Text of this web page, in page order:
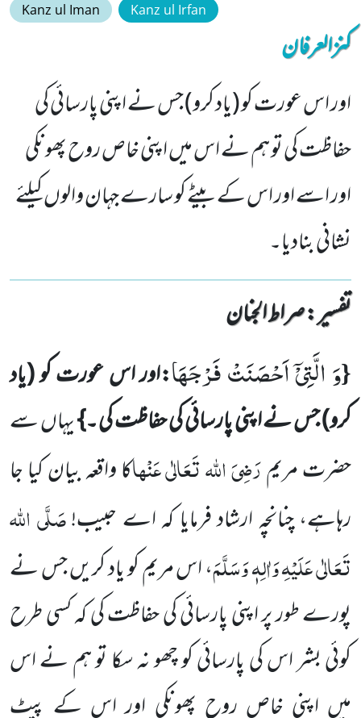
Kanz ul Iman Kanz ul Irfan
کنزالعرفان
اور اس عورت کو (یاد کرو) جس نے اپنی پارسائی کی
حفاظت کی تو ہم نے اس میں اپنی خاص روح پھونکی
اور اسے اور اس کے بیٹے کو سارے جہان والوں کیلئے
نشانی بنادیا۔
تفسیر : ‎صراط الجنان
{وَ الَّتِیْۤ اَحْصَنَتْ فَرْجَهَا:اور اس عورت کو(یاد
کرو)جس نے اپنی پارسائی کی حفاظت کی ۔}یہاںسے
حضرت مریمرَضِیَاللہتَعَالٰیعَنْہاکا واقعہ بیان کیا جا
رہاہے، چنانچہ ارشاد فرمایا کہ اے حبیب!صَلَّیاللہ
تَعَالٰیعَلَیْہِوَاٰلِہٖ وَسَلَّمَ، اس مریم کویاد کریںجس نے
پورے طور پر اپنی پارسائی کی حفاظت کی کہ کسی طرح
کوئی بشر اس کی پارسائی کو چھو نہ سکا تو ہم نے اس
میں اپنی خاص روح پھونکی اور اس کے پیٹ